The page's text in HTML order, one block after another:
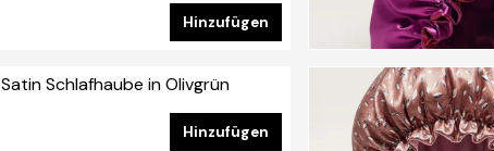
Hinzufügen
Satin Schlafhaube in Olivgrün
Hinzufügen